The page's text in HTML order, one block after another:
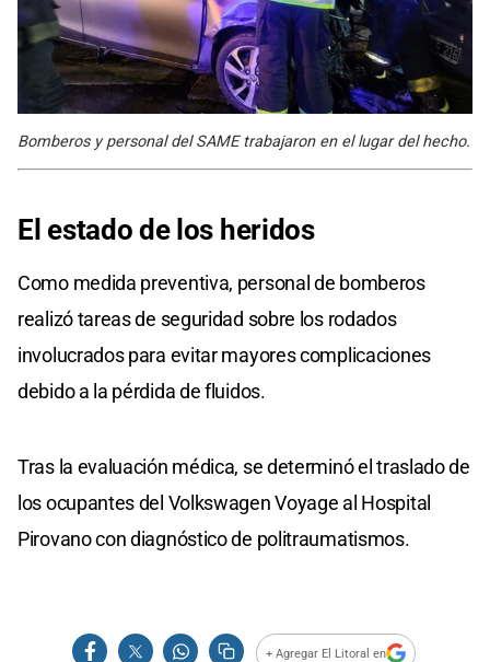
Bomberos y personal del SAME trabajaron en el lugar del hecho.
El estado de los heridos
Como medida preventiva, personal de bomberos
realizó tareas de seguridad sobre los rodados
involucrados para evitar mayores complicaciones
debido a la pérdida de fluidos.
Tras la evaluación médica, se determinó el traslado de
los ocupantes del Volkswagen Voyage al Hospital
Pirovano con diagnóstico de politraumatismos.
+ Agregar El Litoral en